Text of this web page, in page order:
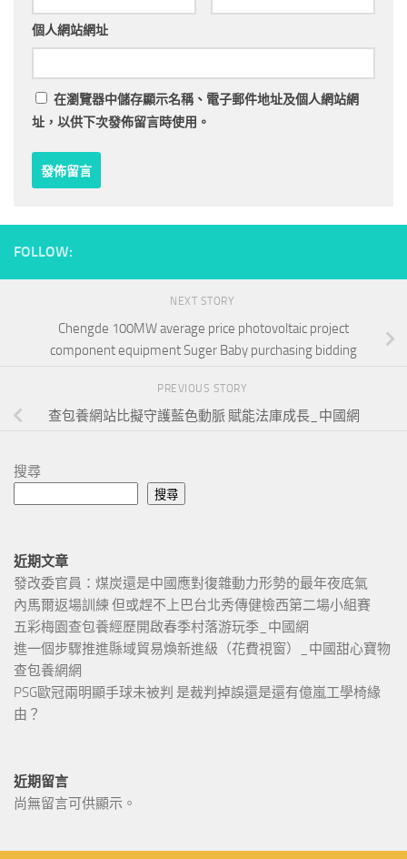
個人網站網址
在瀏覽器中儲存顯示名稱、電子郵件地址及個人網站網
址，以供下次發佈留言時使用。
FOLLOW:
NEXT STORY
Chengde 100MW average price photovoltaic project
component equipment Suger Baby purchasing bidding
PREVIOUS STORY
查包養網站比擬守護藍色動脈 賦能法庫成長_中國網
搜尋
搜尋
近期文章
發改委官員：煤炭還是中國應對復雜動力形勢的最年夜底氣
內馬爾返場訓練 但或趕不上巴台北秀傳健檢西第二場小組賽
五彩梅園查包養經歷開啟春季村落游玩季_中國網
進一個步驟推進縣域貿易煥新進級（花費視窗）_中國甜心寶物
查包養網網
PSG歐冠兩明顯手球未被判 是裁判掉誤還是還有億嵐工學椅緣
由？
近期留言
尚無留言可供顯示。